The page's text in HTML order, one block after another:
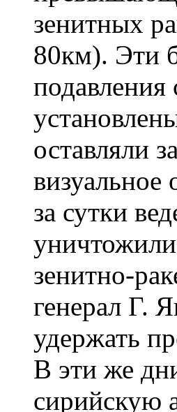
зенитных
80км). Эти
оставляли
визуальное
за сутки
зенитно-
генерал Г.
удержать
В эти же
сирийскую